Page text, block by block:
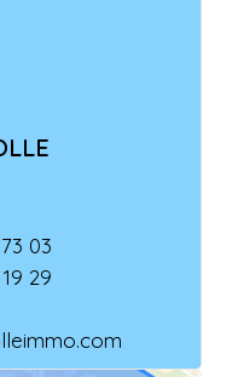
03
29